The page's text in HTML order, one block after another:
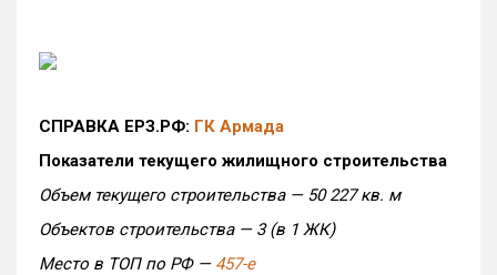
СПРАВКА ЕРЗ.РФ: ГК Армада
Показатели текущего жилищного строительства
Объем текущего строительства — 50 227 кв. м
Объектов строительства — 3 (в 1 ЖК)
Место в ТОП по РФ — 457-е